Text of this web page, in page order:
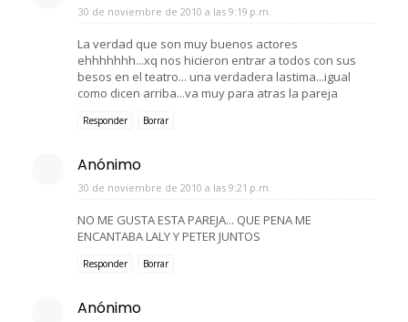
30 de noviembre de 2010 a las 9:19 p.m.
La verdad que son muy buenos actores
ehhhhhhh...xq nos hicieron entrar a todos con sus
besos en el teatro... una verdadera lastima...igual
como dicen arriba...va muy para atras la pareja
Responder Borrar
Anónimo
30 de noviembre de 2010 a las 9:21 p.m.
NO ME GUSTA ESTA PAREJA... QUE PENA ME
ENCANTABA LALY Y PETER JUNTOS
Responder Borrar
Anónimo